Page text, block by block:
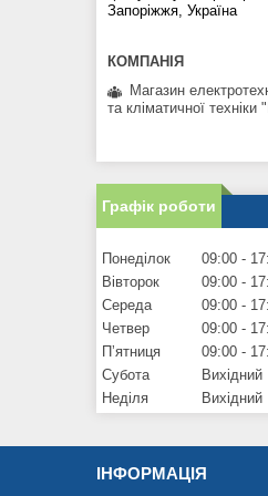
Запоріжжя, Україна
Магазин
та кліматичної техніки
Графік роботи
Понеділок 09:00
Вівторок
09:00
Середа
09:00
Четвер
09:00
Пʼятниця
09:00
Субота
Вихідний
Неділя
Вихідний
ІНФОРМАЦІЯ